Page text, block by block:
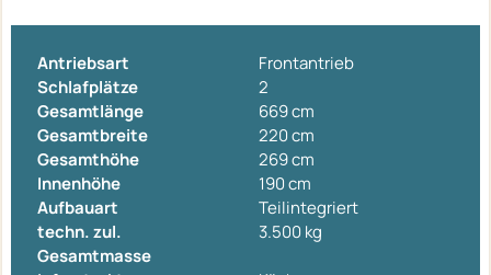
Antriebsart
Frontantrieb
Schlafplätze
2
Gesamtlänge
669 cm
Gesamtbreite
220 cm
Gesamthöhe
269 cm
Innenhöhe
190 cm
Aufbauart
Teilintegriert
techn. zul.
Gesamtmasse
3.500 kg